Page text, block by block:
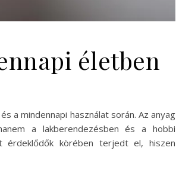
életben
a mindennapi használat során. Az anyag
a lakberendezésben és a hobbi
érdeklődők körében terjedt el, hiszen